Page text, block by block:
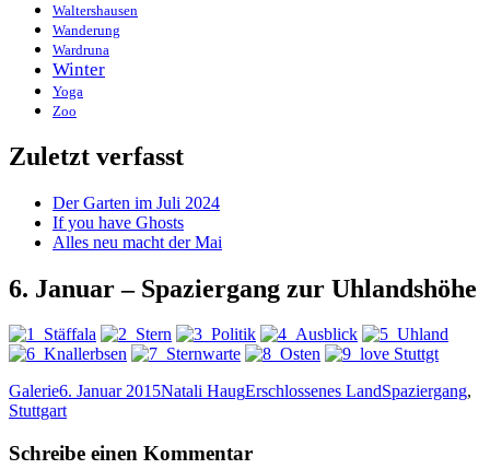
Waltershausen
Wanderung
Wardruna
Winter
Yoga
Zoo
Zuletzt verfasst
Der Garten im Juli 2024
If you have Ghosts
Alles neu macht der Mai
6. Januar – Spaziergang zur Uhlandshöhe
Format
GalerieVeröffentlicht
am
6. Januar 2015Autor
Natali HaugKategorien
Erschlossenes LandSchlagwörter
Spaziergang,
Stuttgart
Schreibe einen Kommentar